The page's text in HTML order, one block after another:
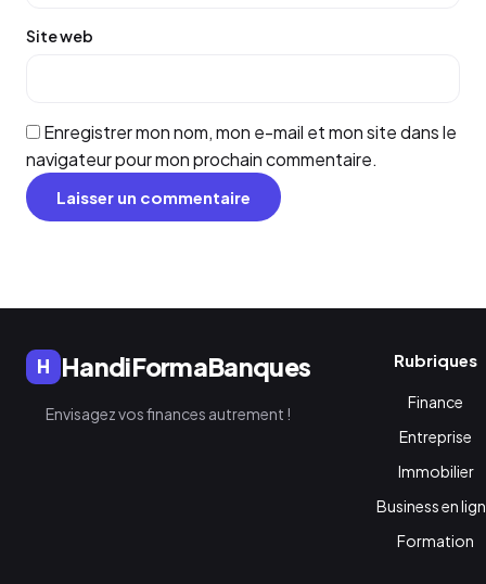
Site web
Enregistrer mon nom, mon e-mail et mon site dans le
navigateur pour mon prochain commentaire.
H HandiFormaBanques
Envisagez vos finances autrement !
Rubriques
Finance
Entreprise
Immobilier
Business en
Formation